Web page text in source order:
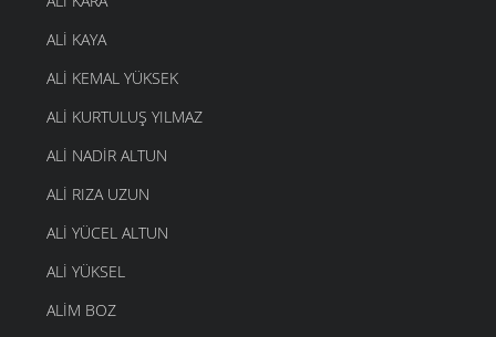
ALI KAYA
ALI KEMAL YÜKSEK
ALI KURTULUŞ YILMAZ
ALI NADIR ALTUN
ALI RIZA UZUN
ALI YÜCEL ALTUN
ALI YÜKSEL
ALIM BOZ